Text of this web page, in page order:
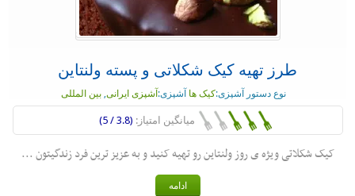
طرز تهیه کیک شکلاتی و پسته ولنتاین
نوع دستور آشپزی:کیک ها آشپزی: آشپزی ایرانی, بین المللی
میانگین امتیاز: (3.8 / 5)
کیک شکلاتی ویژه ی روز ولنتاین رو تهیه کنید و به عزیز ترین فرد زندگیتون ...
ادامه